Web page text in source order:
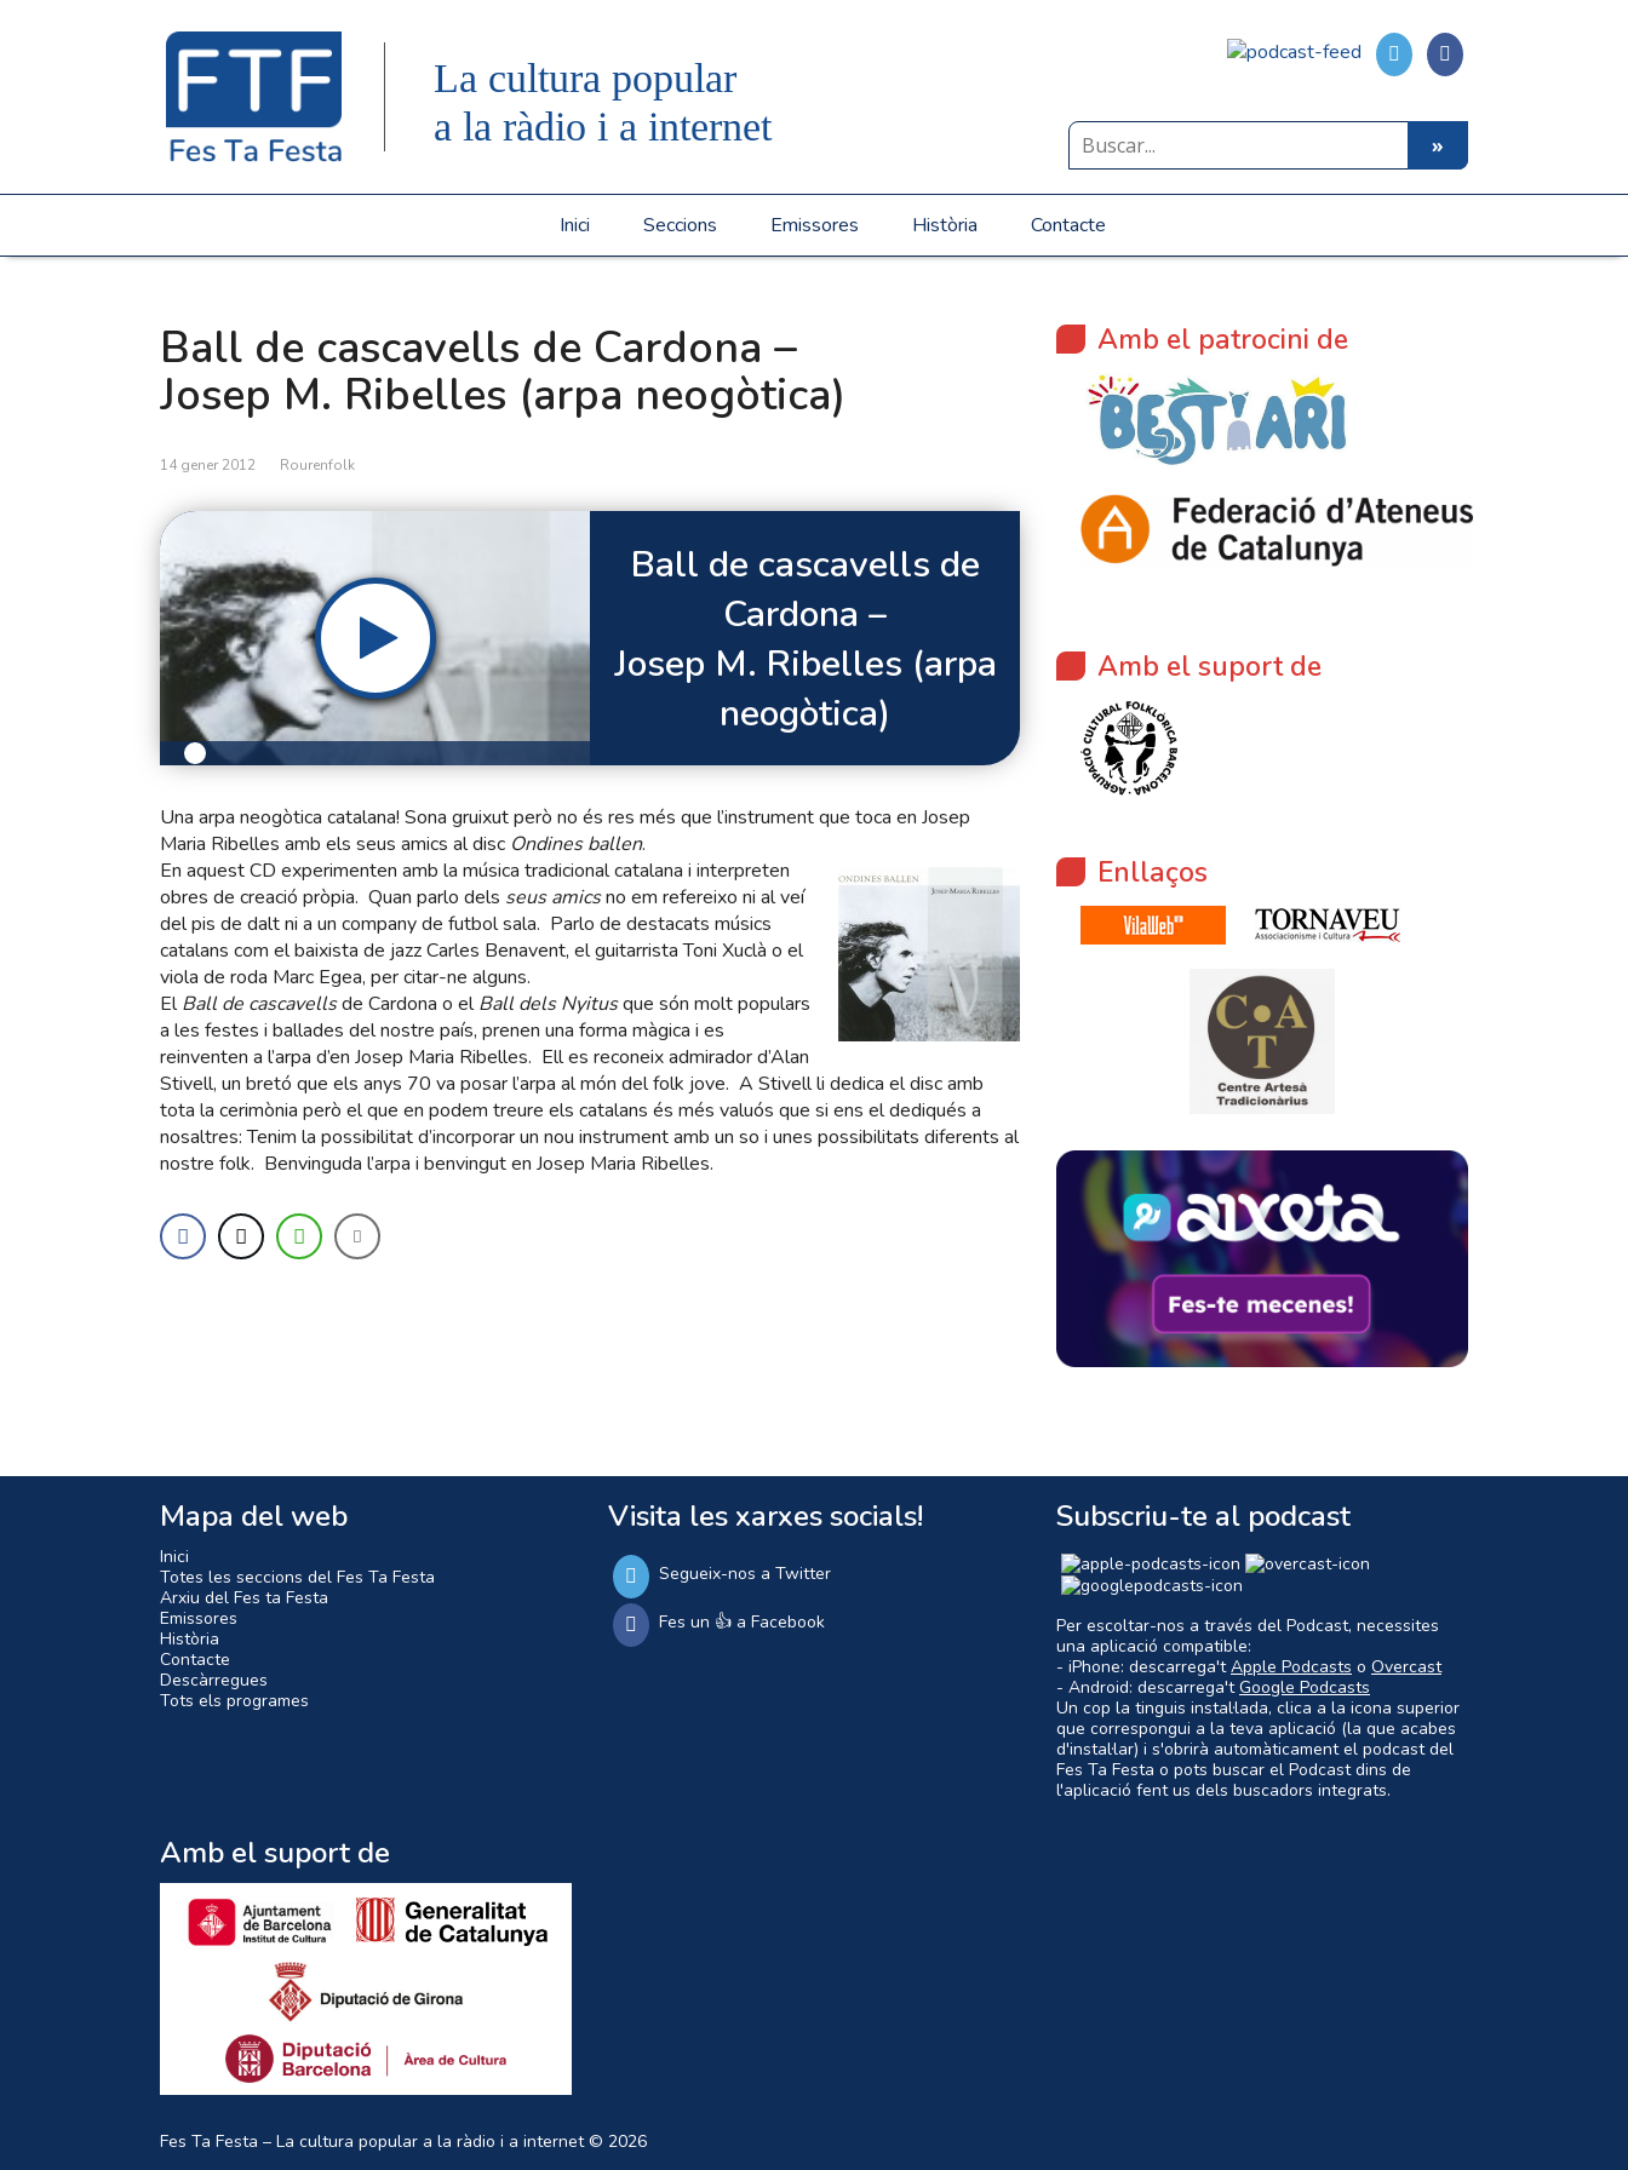
La cultura popular
a la ràdio i a internet
Inici Seccions Emissores Història Contacte
Ball de cascavells de Cardona –
Josep M. Ribelles (arpa neogòtica)
14 gener 2012 Rourenfolk
Ball de cascavells de
Cardona –
Josep M. Ribelles (arpa
neogòtica)
Una arpa neogòtica catalana! Sona gruixut però no és res més que l’instrument que toca en Josep
Maria Ribelles amb els seus amics al disc Ondines ballen.
En aquest CD experimenten amb la música tradicional catalana i interpreten
obres de creació pròpia. Quan parlo dels seus amicsno em refereixo ni al veí
del pis de dalt ni a un company de futbol sala. Parlo de destacats músics
catalans com el baixista de jazz Carles Benavent, el guitarrista Toni Xuclà o el
viola de roda Marc Egea, per citar-ne alguns.
ElBall de cascavellsde Cardona o elBall dels Nyitusque són molt populars
a les festes i ballades del nostre país, prenen una forma màgica i es
reinventen a l’arpa d’en Josep Maria Ribelles. Ell es reconeix admirador d’Alan
Stivell, un bretó que els anys 70 va posar l’arpa al món del folk jove. A Stivell li dedica el disc amb
tota la cerimònia però el que en podem treure els catalans és més valuós que si ens el dediqués a
nosaltres: Tenim la possibilitat d’incorporar un nou instrument amb un so i unes possibilitats diferents al
nostre folk. Benvinguda l’arpa i benvingut en Josep Maria Ribelles.
Amb el patrocini de
Amb el suport de
Enllaços
Mapa del web
Inici
Totes les seccions del Fes Ta Festa
Arxiu del Fes ta Festa
Emissores
Història
Contacte
Descàrregues
Tots els programes
Visita les xarxes socials!
Segueix-nos a Twitter
Fes un 👍 a Facebook
Subscriu-te al podcast
Per escoltar-nos a través del Podcast, necessites
una aplicació compatible:
- iPhone: descarrega'tApple Podcasts o Overcast
- Android: descarrega'tGoogle Podcasts
Un cop la tinguis instal·lada, clica a la icona superior
que correspongui a la teva aplicació (la que acabes
d'instal·lar) i s'obrirà automàticament el podcast del
Fes Ta Festa o pots buscar el Podcast dins de
l'aplicació fent us dels buscadors integrats.
Amb el suport de
Fes Ta Festa – La cultura popular a la ràdio i a internet© 2026